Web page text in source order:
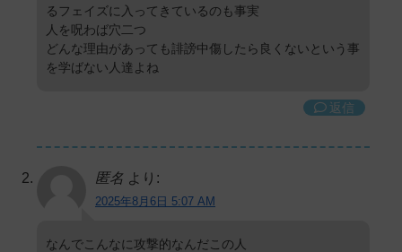
るフェイズに入ってきているのも事実
人を呪わば穴二つ
どんな理由があっても誹謗中傷したら良くないという事
を学ばない人達よね
返信
匿名 より:
2025年8月6日 5:07 AM
なんでこんなに攻撃的なんだこの人